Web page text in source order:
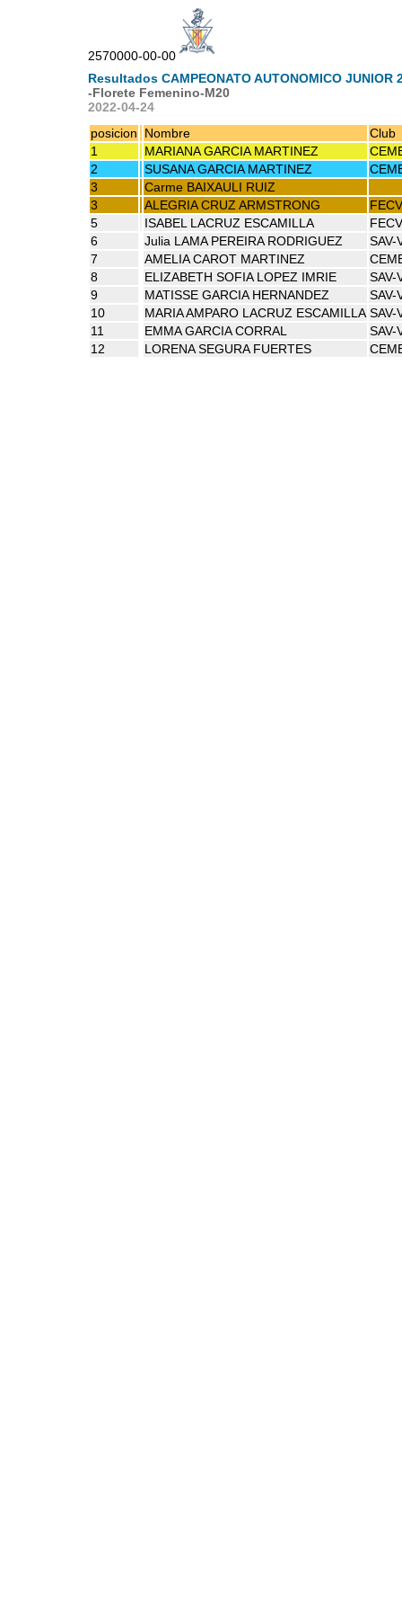
2570000-00-00
Resultados CAMPEONATO AUTONOMICO JUNIOR
-Florete Femenino-M20
2022-04-24
posicion
Nombre
Club
1
MARIANA GARCIA MARTINEZ
2
SUSANA GARCIA MARTINEZ
3
Carme BAIXAULI RUIZ
3
ALEGRIA CRUZ ARMSTRONG
FECV
5
ISABEL LACRUZ ESCAMILLA
FECV
6
Julia LAMA PEREIRA RODRIGUEZ
SAV-
7
AMELIA CAROT MARTINEZ
8
ELIZABETH SOFIA LOPEZ IMRIE
SAV-
9
MATISSE GARCIA HERNANDEZ
SAV-
10
MARIA AMPARO LACRUZ ESCAMILLA SAV-
11
EMMA GARCIA CORRAL
SAV-
12
LORENA SEGURA FUERTES